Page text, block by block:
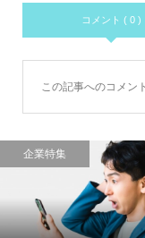
コメント ( 0 )
この記事へのコメン
企業特集